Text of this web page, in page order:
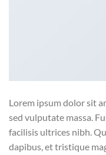
Lorem ipsum dolor sit
sed vulputate massa.
facilisis ultrices nibh.
dapibus, et tristique